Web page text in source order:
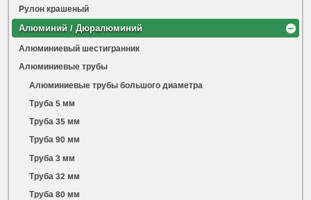
Рулон крашеный
Алюминий / Дюралюминий
Алюминиевый шестигранник
Алюминиевые трубы
Алюминиевые трубы большого диаметра
Труба 5 мм
Труба 35 мм
Труба 90 мм
Труба 3 мм
Труба 32 мм
Труба 80 мм